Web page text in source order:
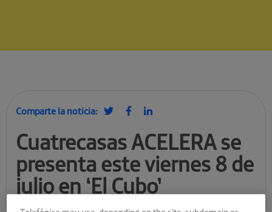
Comparte la noticia:
Cuatrecasas ACELERA se
presenta este viernes 8 de
julio en ‘El Cubo’